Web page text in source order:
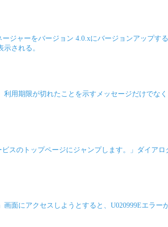
ジャーをバージョン 4.0.xにバージョンアップす
される。
用期限が切れたことを示すメッセージだけでな
スのトップページにジャンプします。」ダイアロ
面にアクセスしようとすると、U020999Eエラー